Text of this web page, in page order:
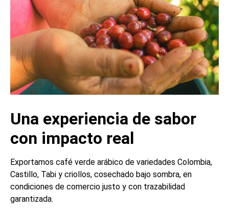
Una experiencia de sabor
con impacto real
Exportamos café verde arábico de variedades Colombia,
Castillo, Tabi y criollos, cosechado bajo sombra, en
condiciones de comercio justo y con trazabilidad
garantizada.